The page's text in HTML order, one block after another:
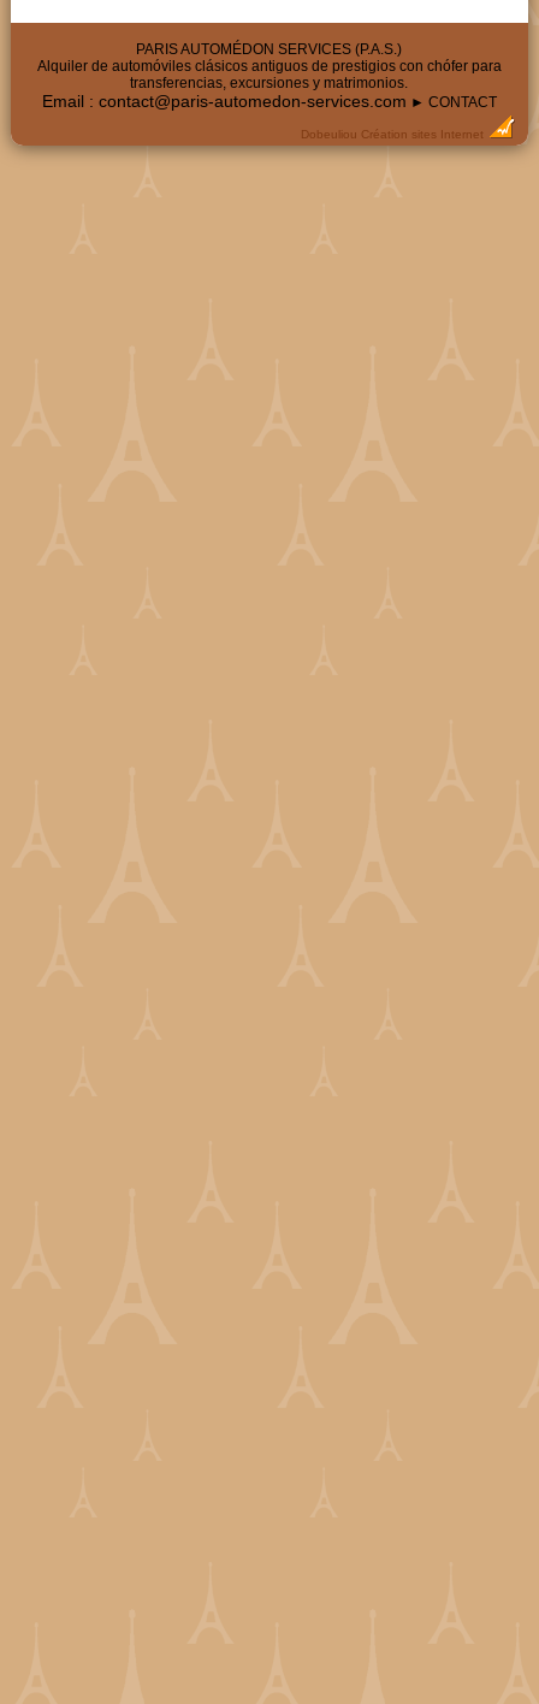
PARIS AUTOMÉDON SERVICES (P.A.S.)
Alquiler de automóviles clásicos antiguos de prestigios con chófer para
transferencias, excursiones y matrimonios.
Email : contact@paris-automedon-services.com ► CONTACT
Dobeuliou Création sites Internet